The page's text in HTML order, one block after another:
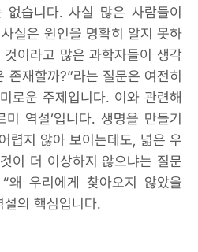
없습니다. 사실 많은 사람들이
실은 원인을 명확히 알지 못하
이라고 많은 과학자들이 생각
존재할까?”라는 질문은 여전히
로운 주제입니다. 이와 관련해
역설’입니다. 생명을 만들기
렵지 않아 보이는데도, 넓은 우
이 더 이상하지 않으냐는 질문
왜 우리에게 찾아오지 않았을
의 핵심입니다.